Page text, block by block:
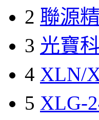
2 聯源
3 光寶
4 XLN/
5 XLG-